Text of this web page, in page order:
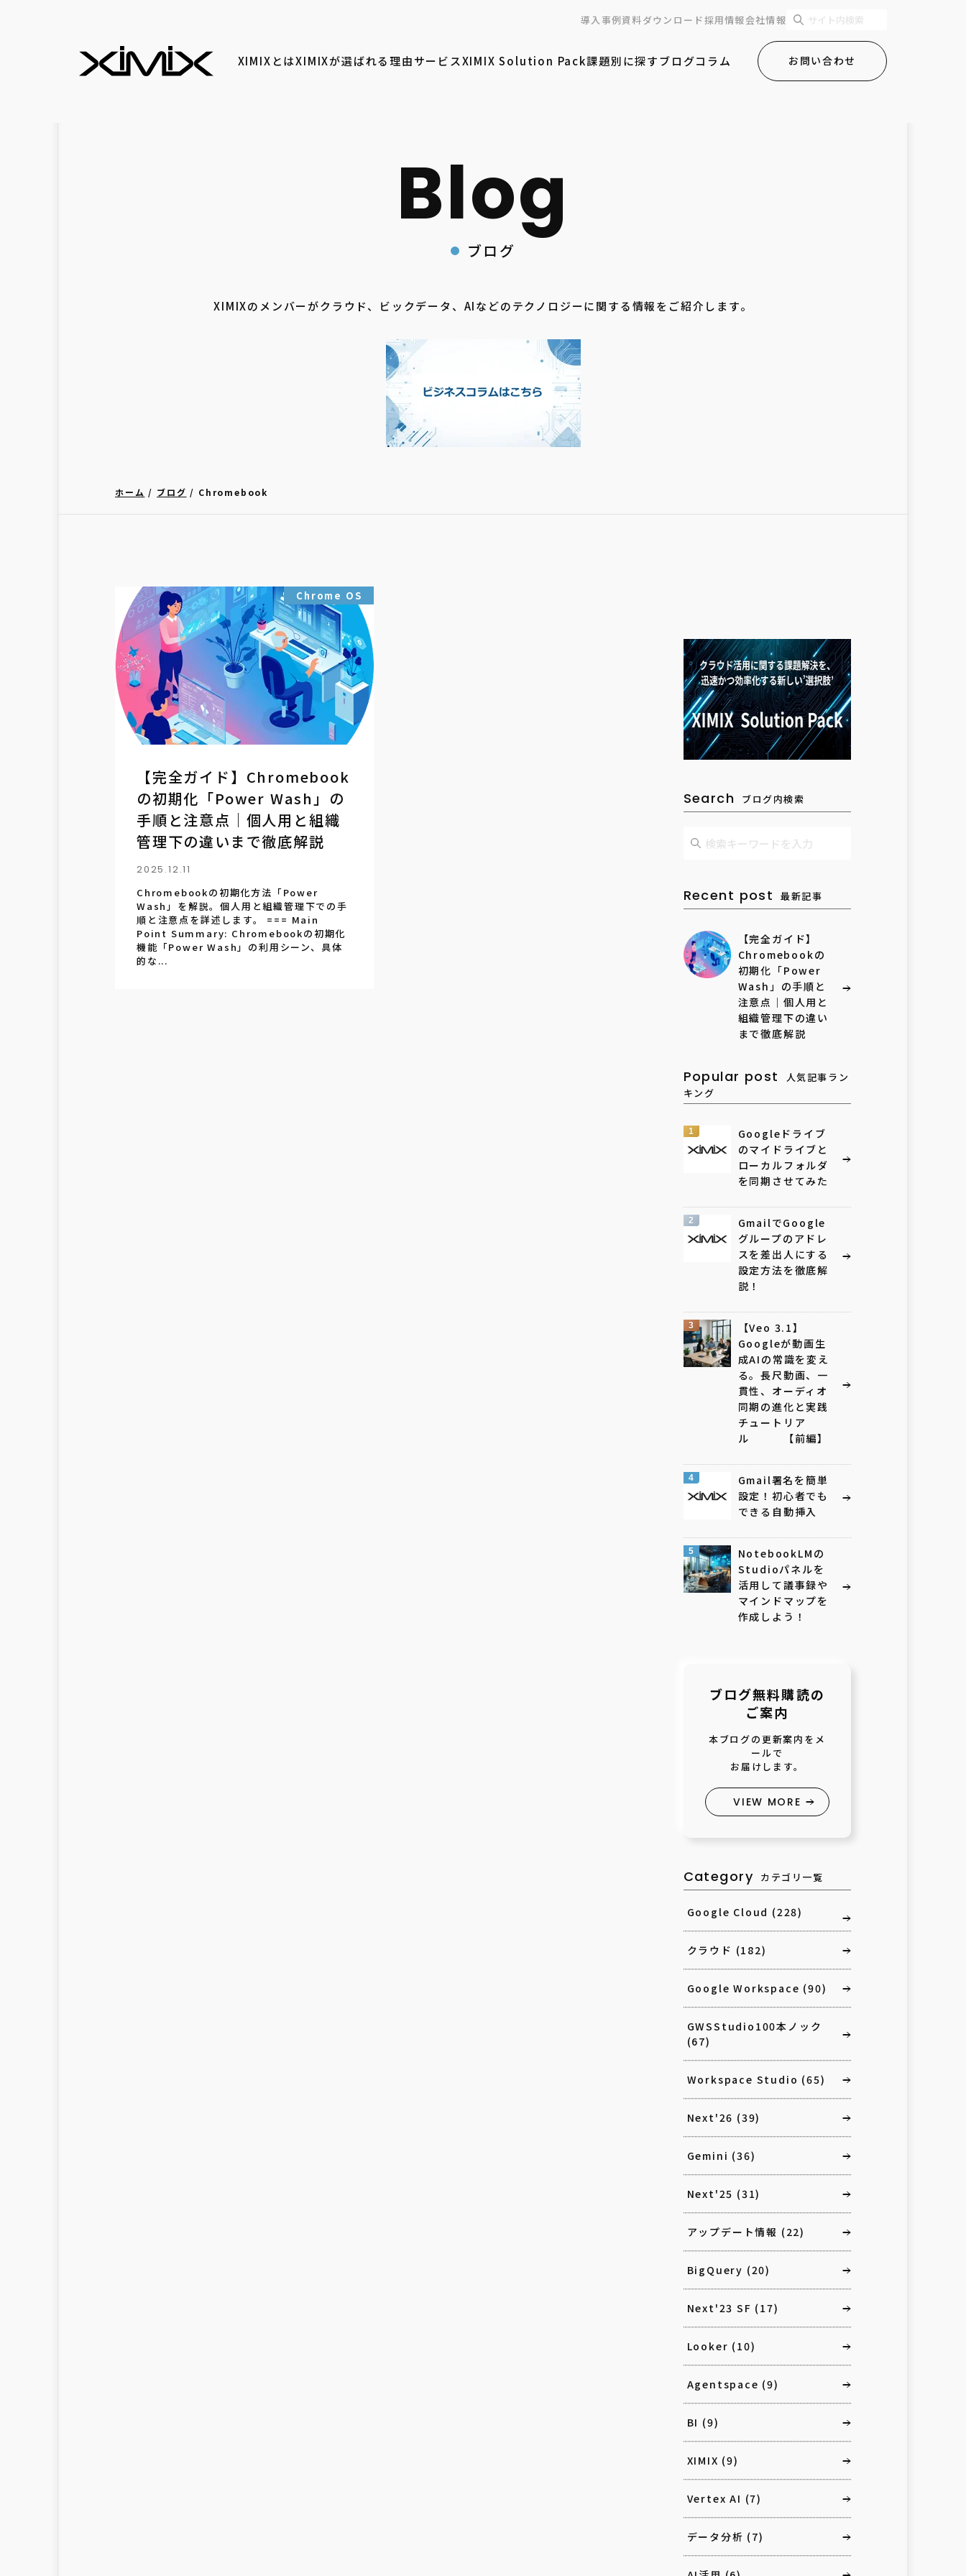
導入事例資料ダウンロード採用情報会社情報
XIMIXとはXIMIXが選ばれる理由サービスXIMIX Solution Pack課題別に探すブログコラム お問い合わせ
ブログ
XIMIXのメンバーがクラウド、ビックデータ、AIなどのテクノロジーに関する情報をご紹介します。
ホーム ブログ Chromebook
Chrome OS
【完全ガイド】Chromebook
の初期化「Power Wash」の
手順と注意点｜個人用と組織
管理下の違いまで徹底解説
2025.12.11
Chromebookの初期化方法「Power
Wash」を解説。個人用と組織管理下での手
順と注意点を詳述します。 === Main
Point Summary: Chromebookの初期化
機能「Power Wash」の利用シーン、具体
的な...
Search ブログ内検索
Recent post 最新記事
【完全ガイド】
Chromebookの
初期化「Power
Wash」の手順と
注意点｜個人用と
組織管理下の違い
まで徹底解説
Popular post
人気記事ラン
キング
1
Googleドライブ
のマイドライブと
ローカルフォルダ
を同期させてみた
2
GmailでGoogle
グループのアドレ
スを差出人にする
設定方法を徹底解
説！
3
【Veo 3.1】
Googleが動画生
成AIの常識を変え
る。長尺動画、一
貫性、オーディオ
同期の進化と実践
チュートリア
ル 【前編】
4
Gmail署名を簡単
設定！初心者でも
できる自動挿入
5
NotebookLMの
Studioパネルを
活用して議事録や
マインドマップを
作成しよう！
ブログ無料購読の
ご案内
本ブログの更新案内をメ
ールで
お届けします。
VIEW MORE
Category カテゴリ一覧
Google Cloud (228)
クラウド (182)
Google Workspace (90)
GWSStudio100本ノック
(67)
Workspace Studio (65)
Next'26 (39)
Gemini (36)
Next'25 (31)
アップデート情報 (22)
BigQuery (20)
Next'23 SF (17)
Looker (10)
Agentspace (9)
BI (9)
XIMIX (9)
Vertex AI (7)
データ分析 (7)